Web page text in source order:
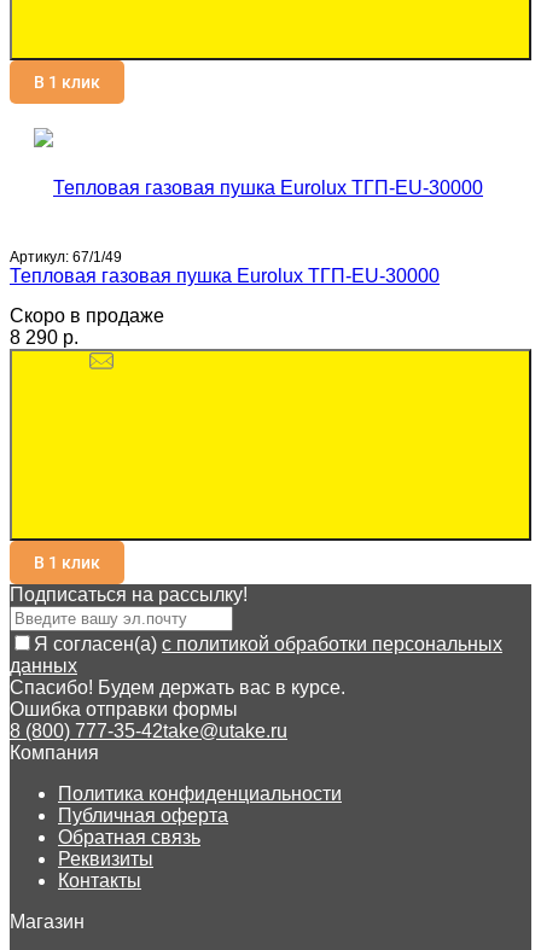
В 1 клик
Артикул: 67/1/49
Тепловая газовая пушка Eurolux ТГП-EU-30000
Скоро в продаже
8 290 p.
В 1 клик
Подписаться на рассылкy!
Я согласен(a) с политикой обработки персональных
данных
Спасибо! Будем держать вас в курсе.
Ошибка отправки формы
8 (800) 777-35-42take@utake.ru
Компания
Политика конфиденциальности
Публичная оферта
Обратная связь
Реквизиты
Контакты
Магазин